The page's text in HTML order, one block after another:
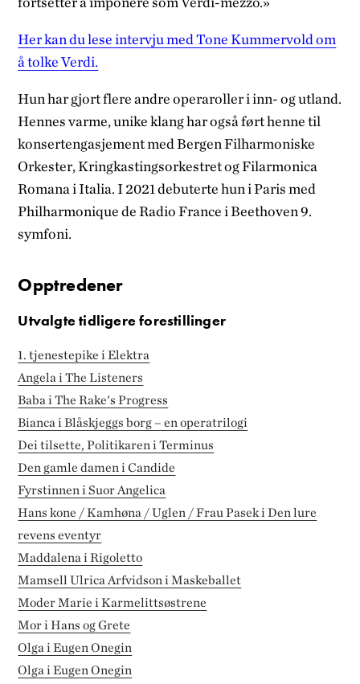
Her kan du lese intervju med Tone Kummervold om
å tolke Verdi.
Hun har gjort flere andre operaroller i inn- og utland.
Hennes varme, unike klang har også ført henne til
konsertengasjement med Bergen Filharmoniske
Orkester, Kringkastingsorkestret og Filarmonica
Romana i Italia. I 2021 debuterte hun i Paris med
Philharmonique de Radio France i Beethoven 9.
symfoni.
Opptredener
Utvalgte tidligere forestillinger
1. tjenestepike i Elektra
Angela i The Listeners
Baba i The Rake's Progress
Bianca i Blåskjeggs borg – en operatrilogi
Dei tilsette, Politikaren i Terminus
Den gamle damen i Candide
Fyrstinnen i Suor Angelica
Hans kone / Kamhøna / Uglen / Frau Pasek i Den lure
revens eventyr
Maddalena i Rigoletto
Mamsell Ulrica Arfvidson i Maskeballet
Moder Marie i Karmelittsøstrene
Mor i Hans og Grete
Olga i Eugen Onegin
Olga i Eugen Onegin